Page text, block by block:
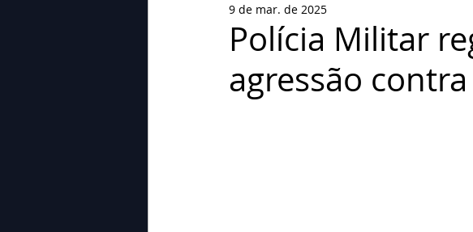
Geral Nova categoria
Polícia Militar
agressão
9 de mar. de 2025